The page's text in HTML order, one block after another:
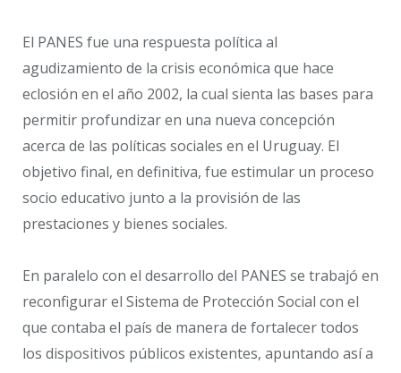
El PANES fue una respuesta política al
agudizamiento de la crisis económica que hace
eclosión en el año 2002, la cual sienta las bases para
permitir profundizar en una nueva concepción
acerca de las políticas sociales en el Uruguay. El
objetivo final, en definitiva, fue estimular un proceso
socio educativo junto a la provisión de las
prestaciones y bienes sociales.
En paralelo con el desarrollo del PANES se trabajó en
reconfigurar el Sistema de Protección Social con el
que contaba el país de manera de fortalecer todos
los dispositivos públicos existentes, apuntando así a